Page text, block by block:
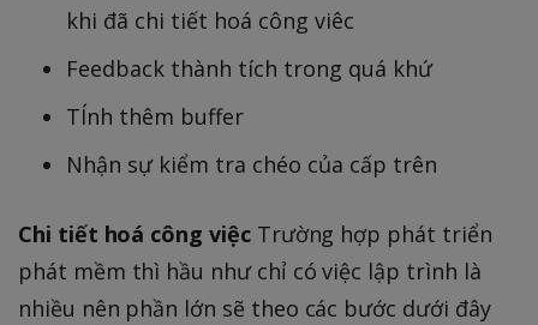
khi đã chi tiết hoá công viêc
Feedback thành tích trong quá khứ
TÍnh thêm buffer
Nhận sự kiểm tra chéo của cấp trên
Chi tiết hoá công việcTrường hợp phát triển
phát mềm thì hầu như chỉ có việc lập trình là
nhiều nên phần lớn sẽ theo các bước dưới đây